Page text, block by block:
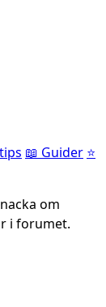
📖 Guider ⭐
om
i forumet.